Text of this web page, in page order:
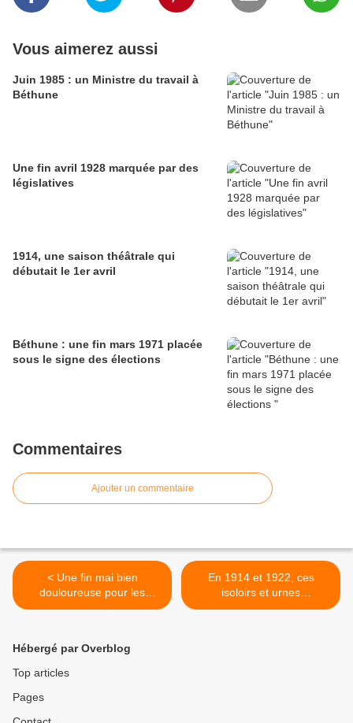
Vous aimerez aussi
Juin 1985 : un Ministre du travail à
Béthune
Une fin avril 1928 marquée par des
législatives
1914, une saison théâtrale qui
débutait le 1er avril
Béthune : une fin mars 1971 placée
sous le signe des élections
Commentaires
Ajouter un commentaire
< Une fin mai bien
douloureuse pour les
béthunois
En 1914 et 1922, ces
isoloirs et urnes
indispensables pour les
Hébergé par Overblog
Top articles
Pages